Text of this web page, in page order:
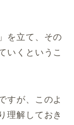
を立て、その
いくというこ
すが、このよ
理解しておき